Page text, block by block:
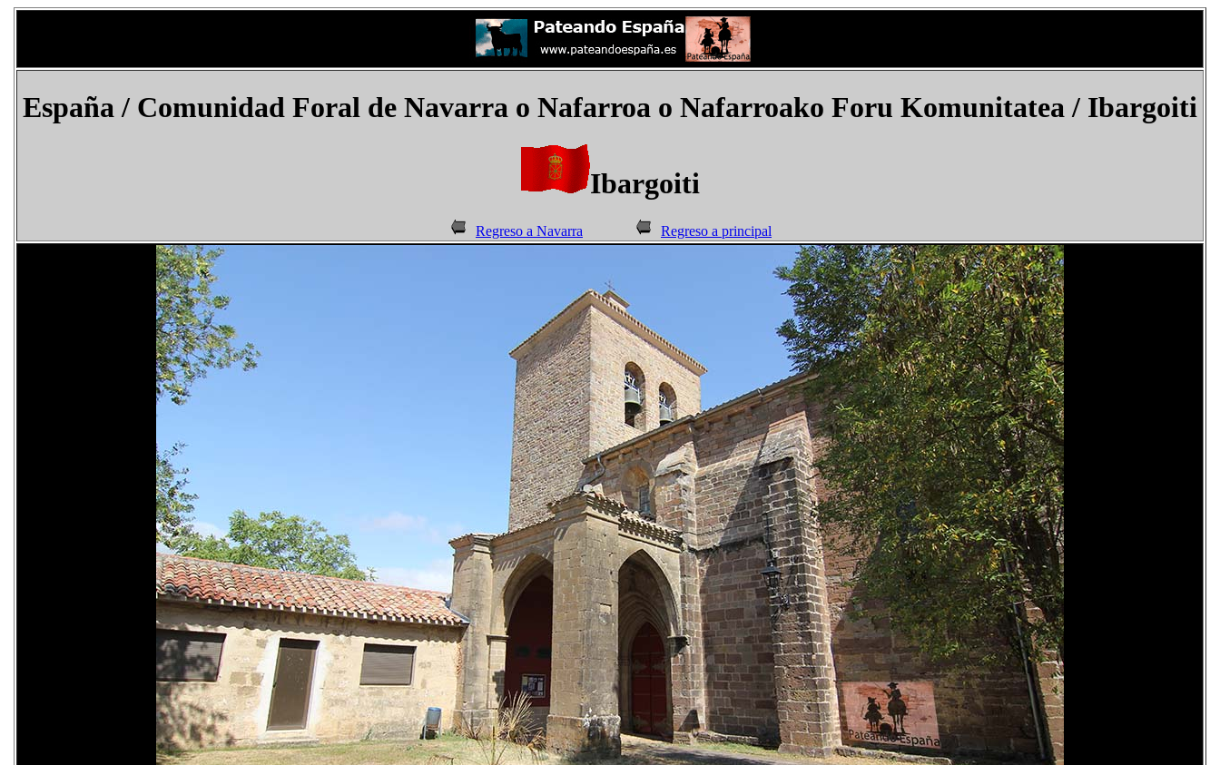
España / Comunidad Foral de Navarra o Nafarroa o Nafarroako Foru Komunitatea / Ibargoiti
Ibargoiti
Regreso a Navarra Regreso a principal